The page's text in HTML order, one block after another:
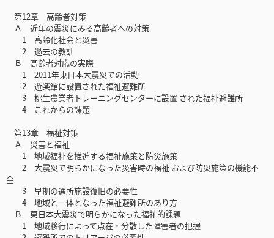
第12章 高齢者対策
Ａ 近年の震災にみる高齢者への対策
1 高齢化社会と災害
2 過去の教訓
Ｂ 高齢者対応の実際
1 2011年東日本大震災での活動
2 遊楽館に設置された福祉避難所
3 桃生農業者トレーニングセンターに設置 された福祉避難所
4 これからの課題
第13章 福祉対策
Ａ 災害と福祉
1 地域福祉を推進する福祉施策と防災施策
2 大震災で明らかになった災害時の福祉 および防災施策の機能不
全
3 早期の通所施設復旧の必要性
4 地域と一体となった福祉避難所のあり方
Ｂ 東日本大震災で明らかになった福祉的課題
1 地域移行によって点在・分散した障害者の把握